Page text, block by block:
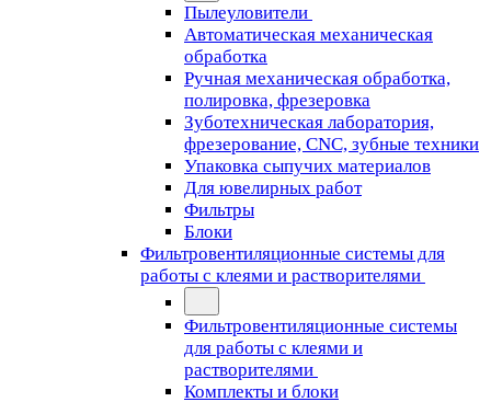
Пылеуловители
Автоматическая механическая
обработка
Ручная механическая обработка,
полировка, фрезеровка
Зуботехническая лаборатория,
фрезерование, CNC, зубные техники
Упаковка сыпучих материалов
Для ювелирных работ
Фильтры
Блоки
Фильтровентиляционные системы для
работы с клеями и растворителями
Фильтровентиляционные системы
для работы с клеями и
растворителями
Комплекты и блоки